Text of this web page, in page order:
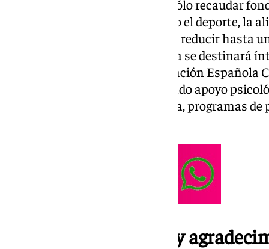
El objetivo de la TauRun no es sólo recaudar
hábitos de vida saludables como el deporte, la
el tabaco, estrategias clave para reducir hasta
cáncer. La recaudación obtenida se destinará
servicios gratuitos que la Asociación Española
pacientes y familiares, incluyendo apoyo
fisioterapia, nutrición, logopedia, programas
Entrega de medallas y